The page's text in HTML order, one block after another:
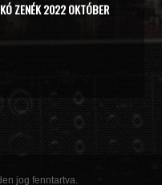
ZENÉK 2022 OKTÓBER
jog fenntartva.